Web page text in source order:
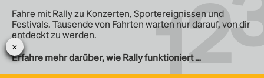
Fahre mit Rally zu Konzerten, Sportereignissen und
Festivals. Tausende von Fahrten warten nur darauf, von dir
entdeckt zu werden.
Erfahre mehr darüber, wie Rally funktioniert …